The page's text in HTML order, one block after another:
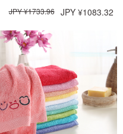
タオル、柔らかい、超吸収性
イズ35 &quot;×75&quot;、バ
イオレット
JPY ¥1733.96 JPY ¥1083.32